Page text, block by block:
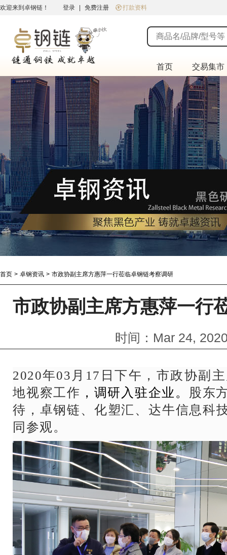
欢迎来到卓钢链！ 登录 免费注册 打款资料
首页 交易集市
首页 > 卓钢资讯 > 市政协副主席方惠萍一行莅临卓钢链考察调研
市政协副主席方惠萍一行
时间：Mar 24,
2020年03月17日下午，市政协副
地视察工作 ，调研入驻企业。
股东
待，卓钢链、化塑汇、达牛信息科
同参观。